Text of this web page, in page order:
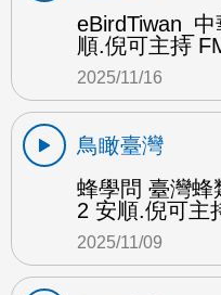
eBirdTiwan_
順.倪可主持
2025/11/16
鳥瞰臺灣
蜂學問 臺灣蜂
2 安順.倪可主
2025/11/09